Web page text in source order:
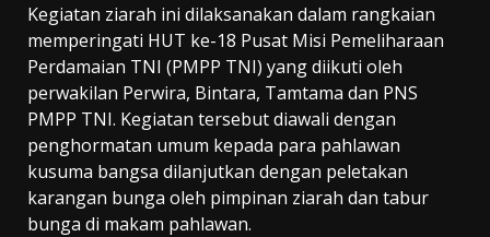
Kegiatan ziarah ini dilaksanakan dalam rangkaian
memperingati HUT ke-18 Pusat Misi Pemeliharaan
Perdamaian TNI (PMPP TNI) yang diikuti oleh
perwakilan Perwira, Bintara, Tamtama dan PNS
PMPP TNI. Kegiatan tersebut diawali dengan
penghormatan umum kepada para pahlawan
kusuma bangsa dilanjutkan dengan peletakan
karangan bunga oleh pimpinan ziarah dan tabur
bunga di makam pahlawan.